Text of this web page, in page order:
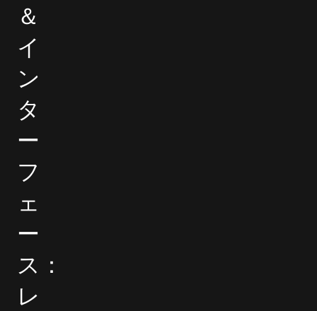
＆
イ
ン
タ
ー
フ
ェ
ー
ス：
レ